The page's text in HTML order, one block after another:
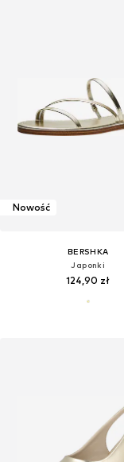
Nowość
BERSHKA
Japonki
124,90 zł